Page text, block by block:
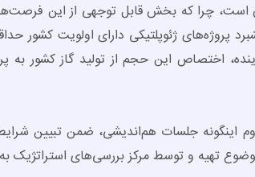
است، چرا که بخش قابل توجهی از این فرصت‌ها
اختصاص این حجم از تولید گاز کشور به
اینگونه جلسات هم‌اندیشی، ضمن تبیین
تهیه و توسط مرکز بررسی‌های استراتژیک